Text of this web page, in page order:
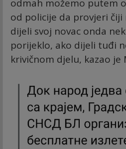
odmah možemo putem
od policije da provjeri čiji
dijeli svoj novac onda
porijeklo, ako dijeli tuđi
krivičnom djelu, kazao je